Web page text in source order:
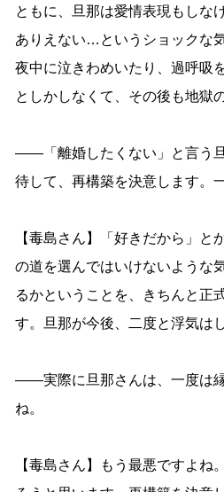
ともに、旦那は愛情表現もしな
ありえない…というショックな
夜中に泣きわめいたり、過呼吸
としかしなくて、その後も地獄
――「離婚したくない」と言う
待して、再構築を決意します。
【毒島さん】「好きだから」
の道を選んではいけないような
るかということを、きちんと正
す。旦那が今後、二度と浮気は
――実際に旦那さんは、一度は
ね。
【毒島さん】もう最悪ですよ